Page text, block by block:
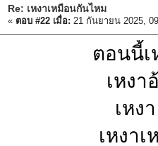
Re: เหงาเหมือนกันไหม
« ตอบ #22 เมื่อ: 21 กันยายน 2025,
ตอนนี้เ
เหงา
เหง
เหงา